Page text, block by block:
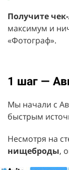
Получите
максимум и
«Фотограф».
1 шаг —
Мы начали с
быстрым
Несмотря на
нищеброды,